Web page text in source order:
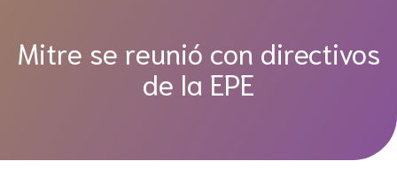
Mitre se reunió con directivos
de la EPE